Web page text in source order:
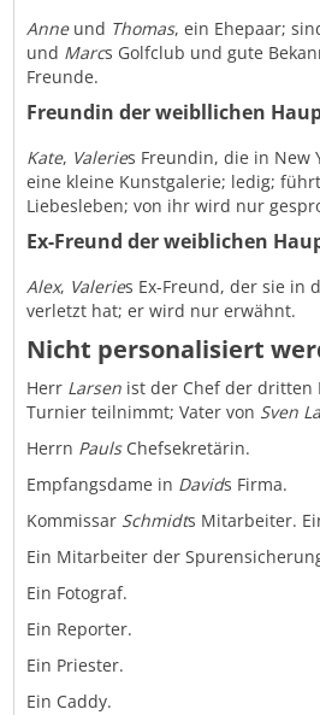
Anneund Thomas, ein Ehepaar;
und Marcs Golfclub und gute
Freunde.
Freundin der weibllichen
Kate, Valeries Freundin, die in New
eine kleine Kunstgalerie; ledig;
Liebesleben; von ihr wird nur
Ex-Freund der weiblichen
Alex, Valeries Ex-Freund, der sie in
verletzt hat; er wird nur erwähnt.
Nicht personalisiert
Herr Larsen ist der Chef der dritten
Turnier teilnimmt; Vater von Sven
Herrn PaulsChefsekretärin.
Empfangsdame in Davids Firma.
Kommissar Schmidts Mitarbeiter.
Ein Mitarbeiter der
Ein Fotograf.
Ein Reporter.
Ein Priester.
Ein Caddy.